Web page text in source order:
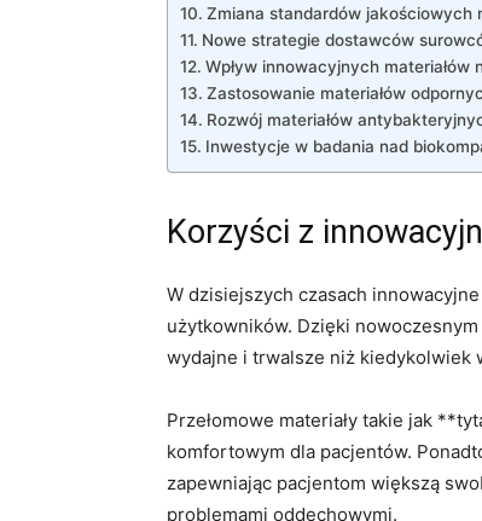
Zmiana standardów jakościowych
Nowe ⁤strategie dostawców
Wpływ innowacyjnych
Zastosowanie materiałów
Rozwój materiałów
Inwestycje ⁤w badania nad
Korzyści z
W dzisiejszych czasach
użytkowników. ⁢Dzięki
wydajne i trwalsze niż kiedykolwiek⁤
Przełomowe materiały ⁤takie jak
komfortowym dla pacjentów.
zapewniając pacjentom większą
problemami oddechowymi.